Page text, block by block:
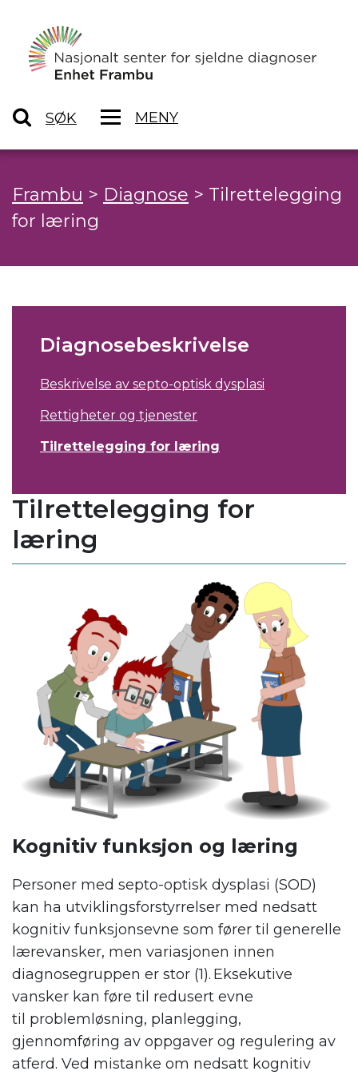
SØK MENY
Frambu > Diagnose > Tilrettelegging
for læring
Diagnosebeskrivelse
Beskrivelse av septo-optisk dysplasi
Rettigheter og tjenester
Tilrettelegging for læring
Tilrettelegging for
læring
Kognitiv funksjon og læring
Personer med septo-optisk dysplasi (SOD)
kan ha utviklingsforstyrrelser med nedsatt
kognitiv funksjonsevne som fører til generelle
lærevansker, men variasjonen innen
diagnosegruppen er stor (1). Eksekutive
vansker kan føre til redusert evne
til problemløsning, planlegging,
gjennomføring av oppgaver og regulering av
atferd. Ved mistanke om nedsatt kognitiv